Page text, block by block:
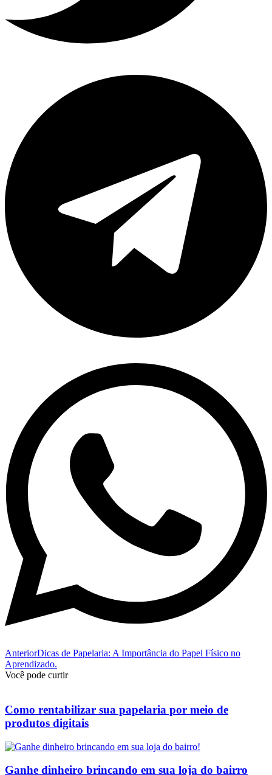
AnteriorDicas de Papelaria: A Importância do Papel Físico no
Aprendizado.
Você pode curtir
Como rentabilizar sua papelaria por meio de
produtos digitais
Ganhe dinheiro brincando em sua loja do bairro